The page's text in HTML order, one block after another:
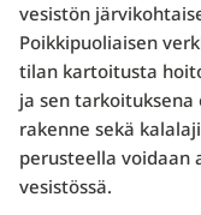
vesistön
Poikkipuoliaisen
tilan kartoitusta
ja sen
rakenne sekä
perusteella voidaan
vesistössä.